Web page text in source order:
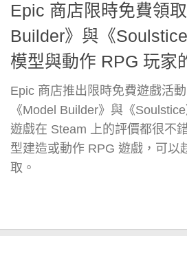
Epic 商店限時免費領
Builder》與《
模型與動作 RPG 玩家
Epic 商店推出限時免費遊戲活
《Model Builder》與《
遊戲在 Steam 上的評價都很不
型建造或動作 RPG 遊戲，可以
取。